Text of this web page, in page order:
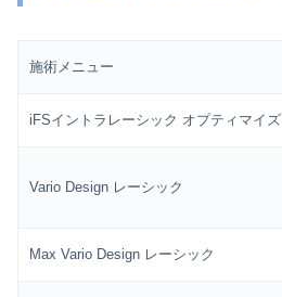
施術メニュー
iFSイントラレーシック オプティマイズ
Vario Design レーシック
Max Vario Design レーシック